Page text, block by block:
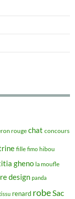
rouge chat concours
fille fimo hibou
gheno la moufle
design panda
renard robeSac